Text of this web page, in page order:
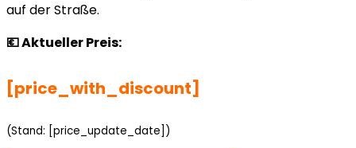
auf der Straße.
💶 Aktueller Preis:
[price_with_discount]
(Stand: [price_update_date])